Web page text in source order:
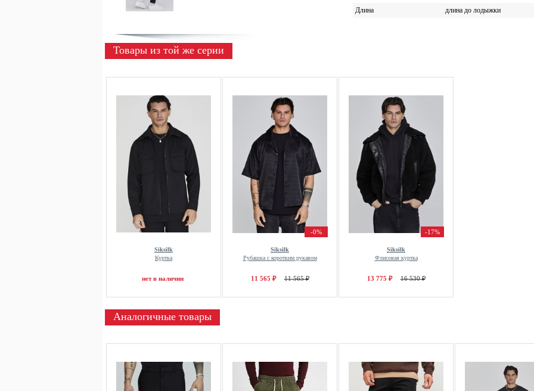
Длина
длина до лодыжки
Товары из той же серии
Siksilk
Куртка
нет в наличии
-0%
Siksilk
Рубашка с коротким рукавом
11 565 ₽ 11 565 ₽
-17%
Siksilk
Флисовая куртка
13 775 ₽ 16 530 ₽
Аналогичные товары